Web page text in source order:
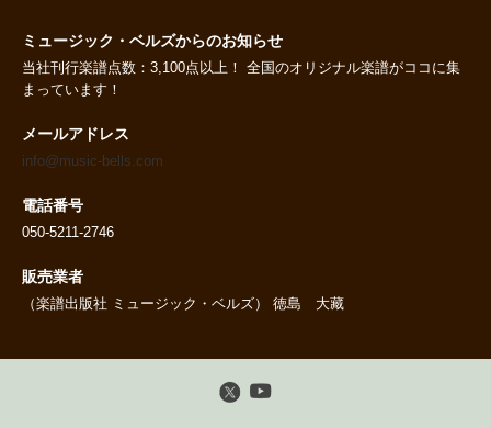
ミュージック・ベルズからのお知らせ
当社刊行楽譜点数：3,100点以上！ 全国のオリジナル楽譜がココに集
まっています！
メールアドレス
info@music-bells.com
電話番号
050-5211-2746
販売業者
（楽譜出版社 ミュージック・ベルズ） 徳島 大藏